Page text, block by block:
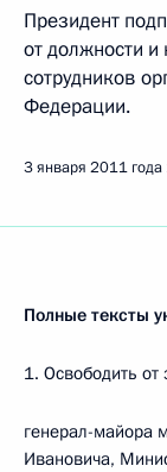
Президент
от должности
сотрудников
Федерации.
3 января 2011 года
Полные тексты
1. Освободить
генерал-майора
Ивановича,